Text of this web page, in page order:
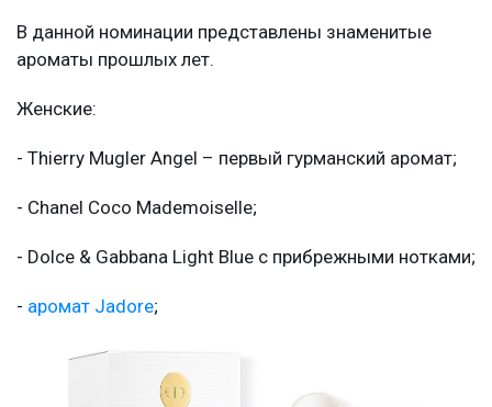
В данной номинации представлены знаменитые
ароматы прошлых лет.
Женские:
- Thierry Mugler Angel – первый гурманский аромат;
- Chanel Coco Mademoiselle;
- Dolce & Gabbana Light Blue с прибрежными нотками;
- аромат Jadore;